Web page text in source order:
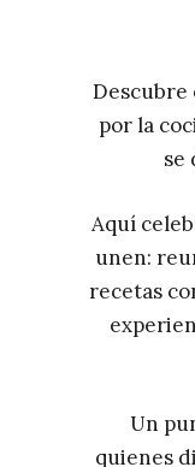
Descubre
por la
se
Aquí
unen:
recetas
Un
quienes